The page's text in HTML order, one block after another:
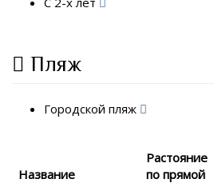
Пляж
Городской пляж
Название
Растояние
по прямой